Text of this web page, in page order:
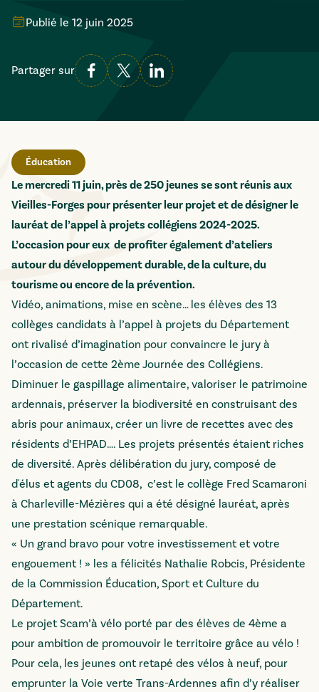
Publié le 12 juin 2025
Partager sur
Éducation
Le mercredi 11 juin, près de 250 jeunes se sont réunis aux
Vieilles-Forges pour présenter leur projet et de désigner le
lauréat de l’appel à projets collégiens 2024-2025.
L’occasion pour eux de profiter également d’ateliers
autour du développement durable, de la culture, du
tourisme ou encore de la prévention.
Vidéo, animations, mise en scène… les élèves des 13
collèges candidats à l’appel à projets du Département
ont rivalisé d’imagination pour convaincre le jury à
l’occasion de cette 2ème Journée des Collégiens.
Diminuer le gaspillage alimentaire, valoriser le patrimoine
ardennais, préserver la biodiversité en construisant des
abris pour animaux, créer un livre de recettes avec des
résidents d’EHPAD…. Les projets présentés étaient riches
de diversité. Après délibération du jury, composé de
d'élus et agents du CD08, c’est le collège Fred Scamaroni
à Charleville-Mézières qui a été désigné lauréat, après
une prestation scénique remarquable.
« Un grand bravo pour votre investissement et votre
engouement ! » les a félicités Nathalie Robcis, Présidente
de la Commission Éducation, Sport et Culture du
Département.
Le projet Scam’à vélo porté par des élèves de 4ème a
pour ambition de promouvoir le territoire grâce au vélo !
Pour cela, les jeunes ont retapé des vélos à neuf, pour
emprunter la Voie verte Trans-Ardennes afin d’y réaliser